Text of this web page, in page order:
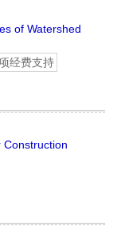
of Watershed
经费支持
Construction